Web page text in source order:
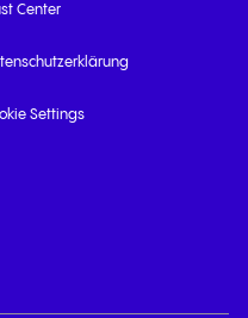
Center
Settings